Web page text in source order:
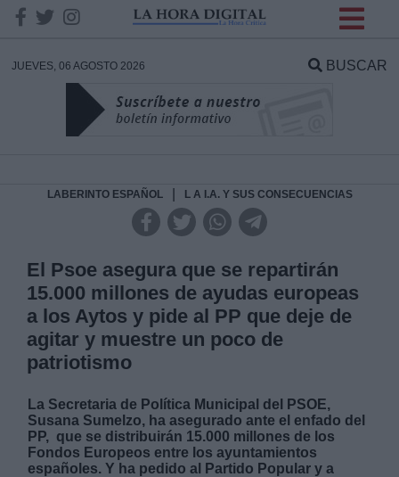
JUEVES, 06 AGOSTO 2026 BUSCAR
LABERINTO ESPAÑOL L A I.A. Y SUS CONSECUENCIAS
El Psoe asegura que se repartirán
15.000 millones de ayudas europeas
a los Aytos y pide al PP que deje de
agitar y muestre un poco de
patriotismo
La Secretaria de Política Municipal del PSOE,
Susana Sumelzo, ha asegurado ante el enfado del
PP, que se distribuirán 15.000 millones de los
Fondos Europeos entre los ayuntamientos
españoles. Y ha pedido al Partido Popular y a
DATOS
Responsable:
Legitimación:
Destinatarios: